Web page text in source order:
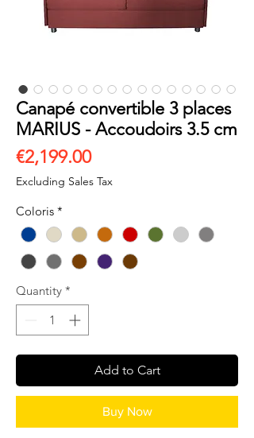
Canapé convertible 3 places
MARIUS - Accoudoirs 3.5 cm
€2,199.00Price
Excluding Sales Tax
Coloris *
Quantity *
Add to Cart
Buy Now